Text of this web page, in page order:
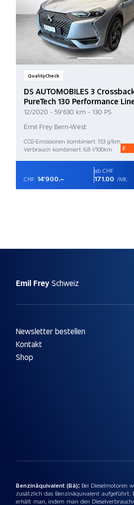
QualityCheck
DS AUTOMOBILES 3
PureTech 130 Performance
12/2020 - 59'630 km - 130 PS
Emil Frey Bern-West
CO2-Emissionen kombiniert 153 g/km
Verbrauch kombiniert 6.8 l/100km
F
CHF 14'900.–
ab CHF
171.00 /Mt.
Emil Frey Schweiz
Newsletter bestellen
Kontakt
Shop
Benzinäquivalent (Bä): Bei Dieselmotoren
zusätzlich das Benzinäquivalent aufgeführt.
erhält man, indem man den